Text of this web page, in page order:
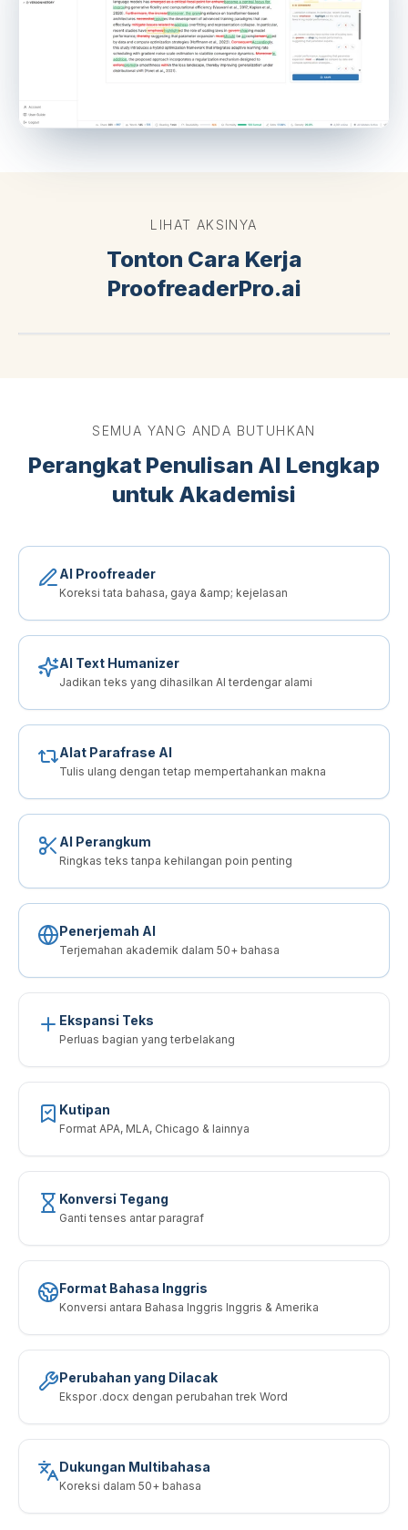
LIHAT AKSINYA
Tonton Cara Kerja
ProofreaderPro.ai
SEMUA YANG ANDA BUTUHKAN
Perangkat Penulisan AI Lengkap
untuk Akademisi
AI Proofreader
Koreksi tata bahasa, gaya &amp; kejelasan
AI Text Humanizer
Jadikan teks yang dihasilkan AI terdengar alami
Alat Parafrase AI
Tulis ulang dengan tetap mempertahankan makna
AI Perangkum
Ringkas teks tanpa kehilangan poin penting
Penerjemah AI
Terjemahan akademik dalam 50+ bahasa
Ekspansi Teks
Perluas bagian yang terbelakang
Kutipan
Format APA, MLA, Chicago & lainnya
Konversi Tegang
Ganti tenses antar paragraf
Format Bahasa Inggris
Konversi antara Bahasa Inggris Inggris & Amerika
Perubahan yang Dilacak
Ekspor .docx dengan perubahan trek Word
Dukungan Multibahasa
Koreksi dalam 50+ bahasa